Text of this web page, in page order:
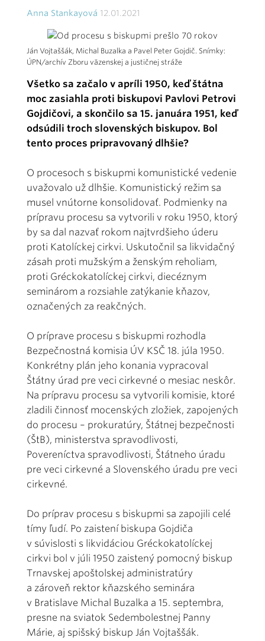
Anna Stankayová 12.01.2021
Ján Vojtaššák, Michal Buzalka a Pavel Peter Gojdič. Snímky:
ÚPN/archív Zboru väzenskej a justičnej stráže
Všetko sa začalo v apríli 1950, keď štátna
moc zasiahla proti biskupovi Pavlovi Petrovi
Gojdičovi, a skončilo sa 15. januára 1951, keď
odsúdili troch slovenských biskupov. Bol
tento proces pripravovaný dlhšie?
O procesoch s biskupmi komunistické vedenie
uvažovalo už dlhšie. Komunistický režim sa
musel vnútorne konsolidovať. Podmienky na
prípravu procesu sa vytvorili v roku 1950, ktorý
by sa dal nazvať rokom najtvrdšieho úderu
proti Katolíckej cirkvi. Uskutočnil sa likvidačný
zásah proti mužským a ženským reholiam,
proti Gréckokatolíckej cirkvi, diecéznym
seminárom a rozsiahle zatýkanie kňazov,
označených za reakčných.
O príprave procesu s biskupmi rozhodla
Bezpečnostná komisia ÚV KSČ 18. júla 1950.
Konkrétny plán jeho konania vypracoval
Štátny úrad pre veci cirkevné o mesiac neskôr.
Na prípravu procesu sa vytvorili komisie, ktoré
zladili činnosť mocenských zložiek, zapojených
do procesu – prokuratúry, Štátnej bezpečnosti
(ŠtB), ministerstva spravodlivosti,
Povereníctva spravodlivosti, Štátneho úradu
pre veci cirkevné a Slovenského úradu pre veci
cirkevné.
Do príprav procesu s biskupmi sa zapojili celé
tímy ľudí. Po zaistení biskupa Gojdiča
v súvislosti s likvidáciou Gréckokatolíckej
cirkvi bol v júli 1950 zaistený pomocný biskup
Trnavskej apoštolskej administratúry
a zároveň rektor kňazského seminára
v Bratislave Michal Buzalka a 15. septembra,
presne na sviatok Sedembolestnej Panny
Márie, aj spišský biskup Ján Vojtaššák.